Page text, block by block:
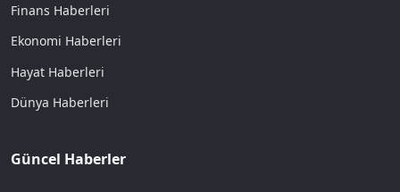
Finans Haberleri
Ekonomi Haberleri
Hayat Haberleri
Dünya Haberleri
Güncel Haberler